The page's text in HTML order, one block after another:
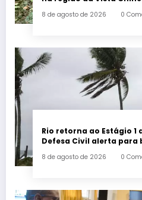
8 de agosto de 2026 0
Rio retorna ao Estágio
Defesa Civil alerta para
8 de agosto de 2026 0